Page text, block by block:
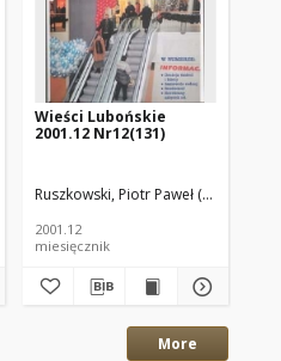
Wieści Lubońskie
2001.12 Nr12(131)
Ruszkowski, Piotr Paweł (red.)
2001.12
miesięcznik
More